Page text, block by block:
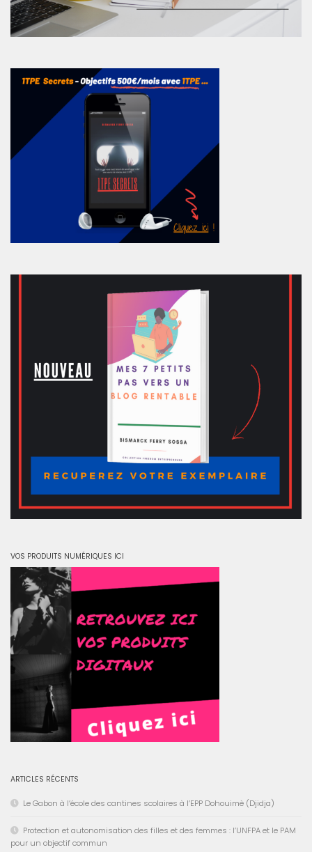
VOS PRODUITS NUMÉRIQUES ICI
ARTICLES RÉCENTS
Le Gabon à l’école des cantines scolaires à l’EPP Dohouimè (Djidja)
Protection et autonomisation des filles et des femmes : l’UNFPA et le PAM
pour un objectif commun